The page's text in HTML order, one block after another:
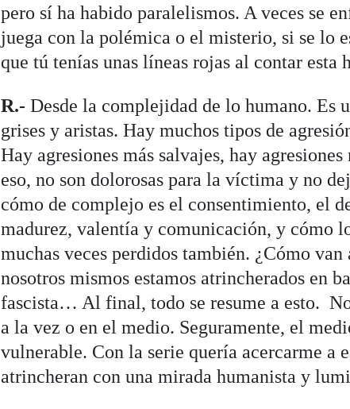
pero sí ha habido paralelismos. A veces se
juega con la polémica o el misterio, si se lo
que tú tenías unas líneas rojas al contar esta
R.-Desde la complejidad de lo humano. Es
grises y aristas. Hay muchos tipos de
Hay agresiones más salvajes, hay
eso, no son dolorosas para la víctima y no
cómo de complejo es el consentimiento, el
madurez, valentía y comunicación, y cómo
muchas veces perdidos también. ¿Cómo van
nosotros mismos estamos atrincherados en
fascista… Al final, todo se resume a esto. No
a la vez o en el medio. Seguramente, el
vulnerable. Con la serie quería acercarme a
atrincheran con una mirada humanista y